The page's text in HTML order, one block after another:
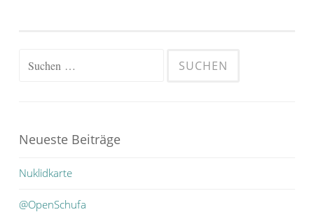
Suchen
Neueste Beiträge
Nuklidkarte
@OpenSchufa